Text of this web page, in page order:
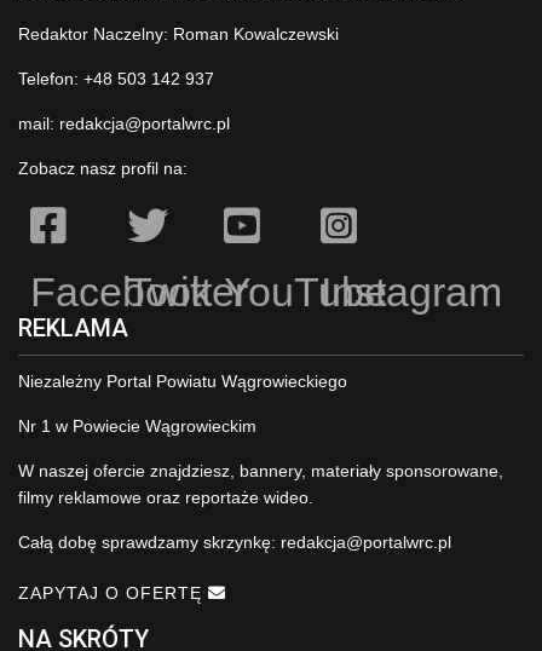
Redaktor Naczelny: Roman Kowalczewski
Telefon: +48 503 142 937
mail: redakcja@portalwrc.pl
Zobacz nasz profil na:
Facebook
TwitterYouTubeInstagram
REKLAMA
Niezależny Portal Powiatu Wągrowieckiego
Nr 1 w Powiecie Wągrowieckim
W naszej ofercie znajdziesz, bannery, materiały sponsorowane,
filmy reklamowe oraz reportaże wideo.
Całą dobę sprawdzamy skrzynkę: redakcja@portalwrc.pl
ZAPYTAJ O OFERTĘ
NA SKRÓTY